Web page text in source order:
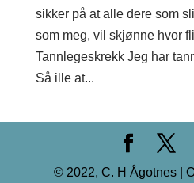
sikker på at alle dere som
som meg, vil skjønne hvor
Tannlegeskrekk Jeg har
Så ille at...
© 2022, C. H Ågotnes |